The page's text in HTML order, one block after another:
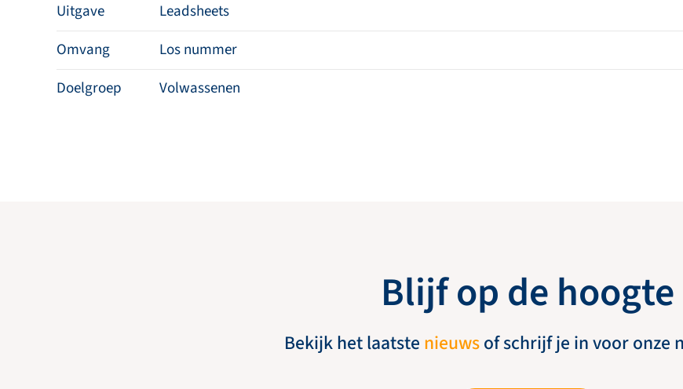
Uitgave
Leadsheets
Omvang
Los nummer
Doelgroep
Volwassenen
Blijf op de hoogte
Bekijk het laatste nieuwsof schrijf je in voor onze